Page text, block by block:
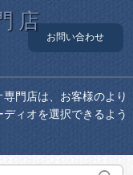
店
お問い合わせ
門店は、お客様のより
ィオを選択できるよう